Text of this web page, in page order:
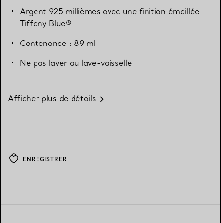
Argent 925 millièmes avec une finition émaillée
Tiffany Blue®
Contenance : 89 ml
Ne pas laver au lave-vaisselle
Afficher plus de détails
ENREGISTRER